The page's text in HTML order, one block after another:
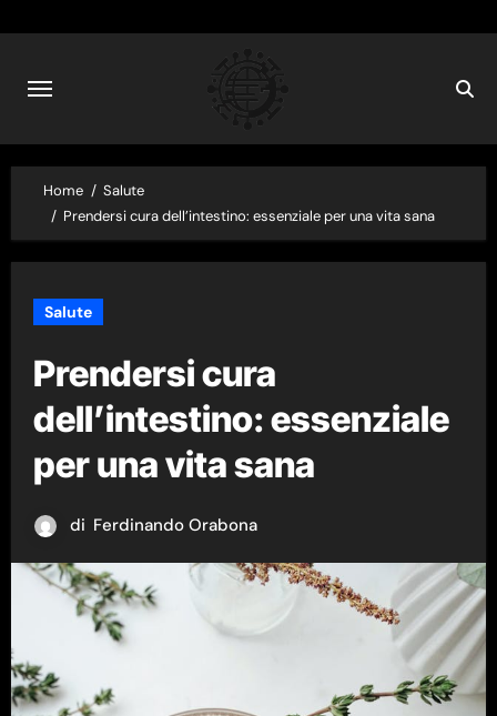
content
Home
Salute
Prendersi cura dell’intestino: essenziale per una vita sana
Salute
Prendersi cura
dell’intestino: essenziale
per una vita sana
di Ferdinando Orabona